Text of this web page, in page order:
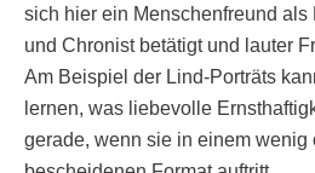
sich hier ein Menschenfreund als
und Chronist betätigt und lauter
Am Beispiel der Lind-Porträts
lernen, was liebevolle
gerade, wenn sie in einem wenig